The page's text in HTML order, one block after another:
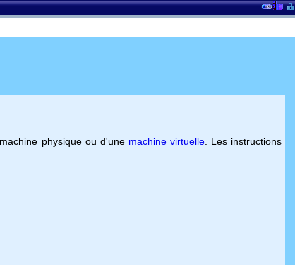
physique ou d'une machine virtuelle. Les instructions